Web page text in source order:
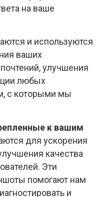
на ваше
и используются
ваших
улучшения
любых
с которыми мы
к вашим
для ускорения
качества
Эти
помогают нам
и